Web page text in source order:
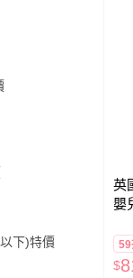
下)特價
英
嬰
59
$